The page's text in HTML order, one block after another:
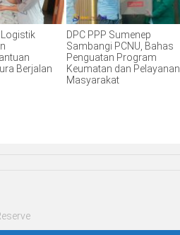
Berjalan
DPC PPP Sumenep
Sambangi PCNU, Bahas
Penguatan Program
Keumatan dan Pelayanan
Masyarakat